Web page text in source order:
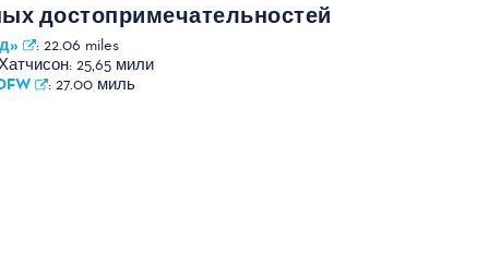
достопримечательностей
: 22.06 miles
25,65 мили
: 27.00 миль